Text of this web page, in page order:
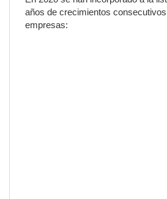
años de crecimientos
empresas: